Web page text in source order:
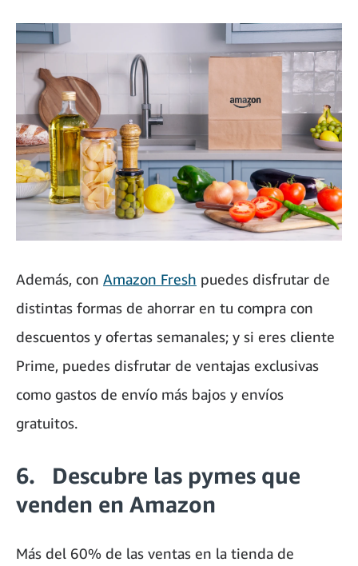
Además, con Amazon Fresh puedes disfrutar de
distintas formas de ahorrar en tu compra con
descuentos y ofertas semanales; y si eres cliente
Prime, puedes disfrutar de ventajas exclusivas
como gastos de envío más bajos y envíos
gratuitos.
6. Descubre las pymes que
venden en Amazon
Más del 60% de las ventas en la tienda de